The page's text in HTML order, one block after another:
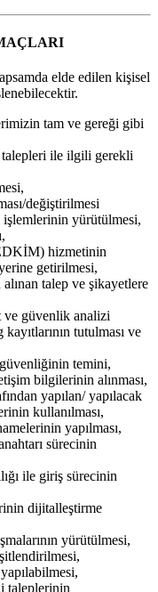
elde edilen kişisel
tam ve gereği gibi
talepleri ile ilgili gerekli
değiştirilmesi
işlemlerinin yürütülmesi,
hizmetinin
getirilmesi,
talep ve şikayetlere
ve güvenlik analizi
tutulması ve
temini,
bilgilerinin alınması,
yapılan/ yapılacak
kullanılması,
yapılması,
sürecinin
ile giriş sürecinin
dijitalleştirme
yürütülmesi,
taleplerinin